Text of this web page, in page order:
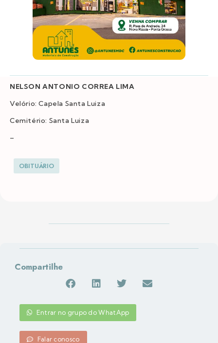
NELSON ANTONIO CORREA LIMA
Velório: Capela Santa Luiza
Cemitério: Santa Luiza
–
OBITUÁRIO
Compartilhe
Entrar no grupo do WhatApp
Falar conosco